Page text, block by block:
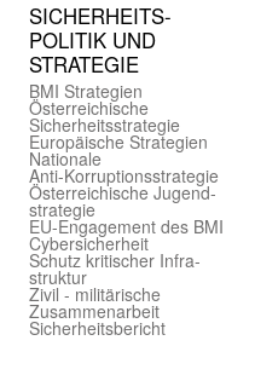
SICHER­HEITS­
POLITIK UND
STRATEGIE
BMI Strategien
Öster­reichische
Sicherheits­strategie
Europäische Strategien
Nationale
Anti-Korruptions­strategie
Öster­reichische Jugend­
strategie
EU-Engagement des BMI
Cybersicherheit
Schutz kritischer Infra­
struktur
Zivil - militärische
Zusammen­arbeit
Sicherheits­bericht